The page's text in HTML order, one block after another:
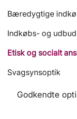
Bæredygtige
Indkøbs- og
Etisk og socialt
Svagsynsoptik
Godkendte